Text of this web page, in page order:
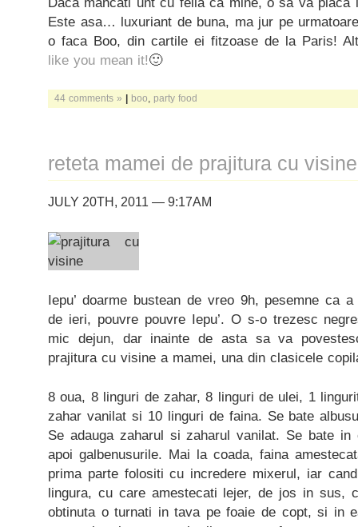
Este asa… luxuriant de buna, ma jur pe
o faca Boo, din cartile ei fitzoase de la Paris!
like you mean it!🙂
44 comments » | boo party food
reteta mamei de prajitura cu
JULY 20TH, 2011 — 9:17AM
Iepu’ doarme bustean de vreo 9h, pesemne ca
de ieri, pouvre pouvre Iepu’. O s-o trezesc
mic dejun, dar inainte de asta sa va
prajitura cu visine a mamei, una din clasicele
8 oua, 8 linguri de zahar, 8 linguri de ulei, 1
zahar vanilat si 10 linguri de faina. Se bate
Se adauga zaharul si zaharul vanilat. Se bate in
apoi galbenusurile. Mai la coada, faina
prima parte folositi cu incredere mixerul, iar
lingura, cu care amestecati lejer, de jos in sus,
obtinuta o turnati in tava pe foaie de copt, si in